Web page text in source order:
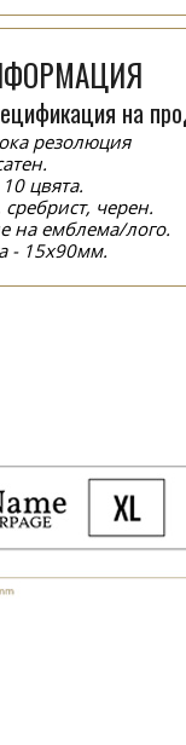
на
резолюция
цвята.
сребрист, черен.
на емблема/лого.
- 15x90мм.